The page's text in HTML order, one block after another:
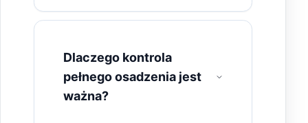
Dlaczego kontrola
pełnego osadzenia jest
ważna?